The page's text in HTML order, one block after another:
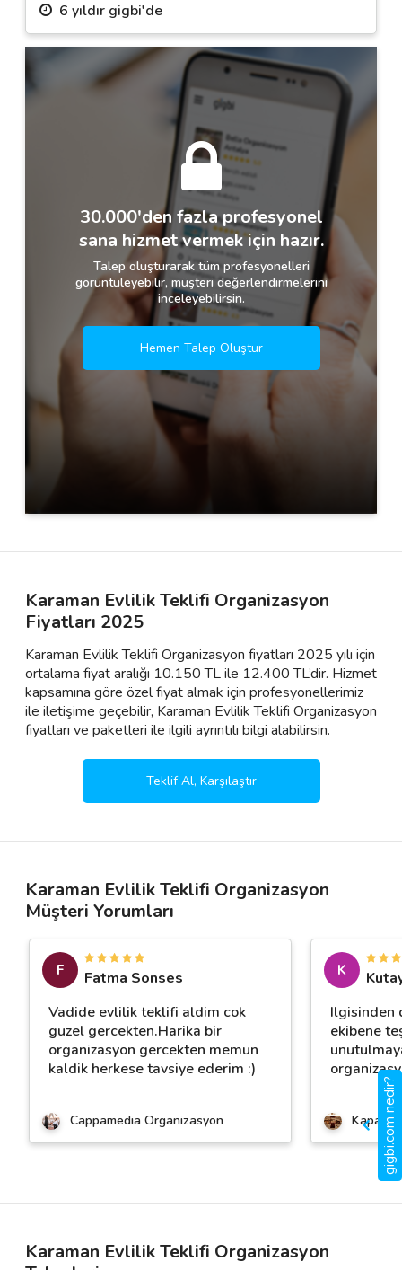
6 yıldır gigbi'de
30.000'den fazla profesyonel
sana hizmet vermek için hazır.
Talep oluşturarak tüm profesyonelleri
görüntüleyebilir, müşteri değerlendirmelerini
inceleyebilirsin.
Hemen Talep Oluştur
Karaman Evlilik Teklifi Organizasyon
Fiyatları 2025
Karaman Evlilik Teklifi Organizasyon fiyatları 2025 yılı için
ortalama fiyat aralığı 10.150 TL ile 12.400 TL’dir. Hizmet
kapsamına göre özel fiyat almak için profesyonellerimiz
ile iletişime geçebilir, Karaman Evlilik Teklifi Organizasyon
fiyatları ve paketleri ile ilgili ayrıntılı bilgi alabilirsin.
Teklif Al, Karşılaştır
Karaman Evlilik Teklifi Organizasyon
Müşteri Yorumları
F
Fatma Sonses
Vadide evlilik teklifi aldim cok
guzel gercekten.Harika bir
organizasyon gercekten memun
kaldik herkese tavsiye ederim :)
Cappamedia Organizasyon
K
Ilgisinden
ekibene
Karaman Evlilik Teklifi Organizasyon
gigbi.com nedir?